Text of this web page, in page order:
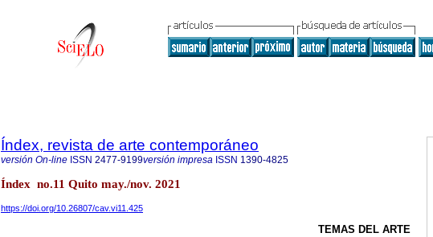
Índex, revista de arte contemporáneo
versión On-line ISSN 2477-9199versión impresa ISSN 1390-4825
Índex no.11 Quito may./nov. 2021
https://doi.org/10.26807/cav.vi11.425
TEMAS DEL ARTE